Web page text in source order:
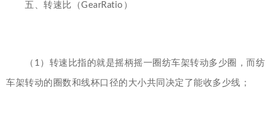
五、转速比（GearRatio）
（1）转速比指的就是摇柄摇一圈纺车架转动多少圈，而纺
车架转动的圈数和线杯口径的大小共同决定了能收多少线；